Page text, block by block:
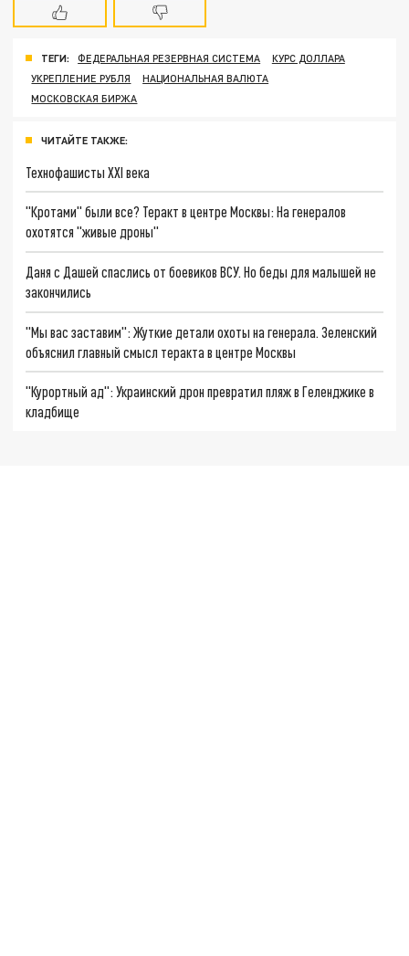
ТЕГИ: ФЕДЕРАЛЬНАЯ РЕЗЕРВНАЯ СИСТЕМА
КУРС ДОЛЛАРА
УКРЕПЛЕНИЕ РУБЛЯ
НАЦИОНАЛЬНАЯ ВАЛЮТА
МОСКОВСКАЯ БИРЖА
ЧИТАЙТЕ ТАКЖЕ:
Технофашисты XXI века
"Кротами" были все? Теракт в центре Москвы: На генералов
охотятся "живые дроны"
Даня с Дашей спаслись от боевиков ВСУ. Но беды для малышей не
закончились
"Мы вас заставим": Жуткие детали охоты на генерала. Зеленский
объяснил главный смысл теракта в центре Москвы
"Курортный ад": Украинский дрон превратил пляж в Геленджике в
кладбище